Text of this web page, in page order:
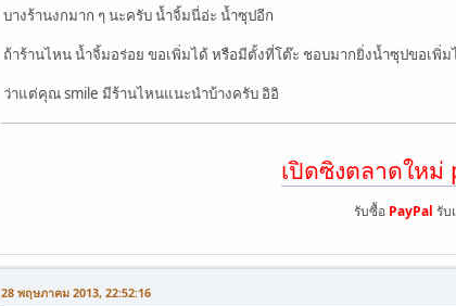
บางร้านงกมาก ๆ นะครับ น้ำจิ้มนี่อ่ะ น้ำซุปอีก
ถ้าร้านไหน น้ำจิ้มอร่อย ขอเพิ่มได้ หรือมีตั้งที่โต๊ะ ชอบมากยิ่งน้ำซุปขอเพิ่
ว่าแต่คุณ smile มีร้านไหนแนะนำบ้างครับ อิอิ
เปิดซิงตลาดให
รับซื้อ PayPal รับ
28 พฤษภาคม 2013, 22:52:16